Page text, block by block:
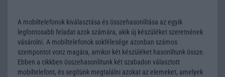
A mobiltelefonok kiválasztása és összehasonlítása az egyik
legfontosabb feladat azok számára, akik új készüléket szeretnének
vásárolni. A mobiltelefonok sokfélesége azonban számos
szempontot vonz magára, amikor két készüléket hasonlítunk össze.
Ebben a cikkben összehasonlítunk két szabadon választott
mobiltelefont, és segítünk megtalálni azokat az elemeket, amelyek